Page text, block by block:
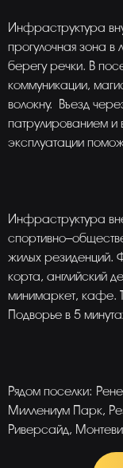
Инфраструктура
прогулочная зона
берегу речки. В
коммуникации,
волокну. Въезд
патрулированием
эксплуатации
Инфраструктура
жилых резиденций.
корта, английский
минимаркет, кафе.
Подворье в 5
Рядом поселки:
Миллениум Парк,
Риверсайд,